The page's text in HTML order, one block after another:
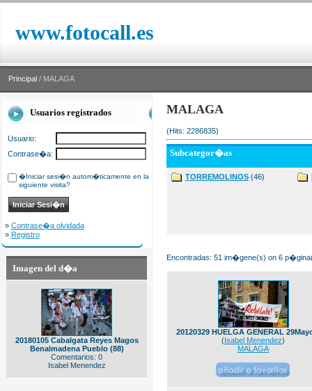
www.fotocall.es
Principal / MALAGA
Usuarios registrados
Usuario:
Contrase�a:
�Iniciar sesi�n autom�ticamente en la
siguiente visita?
» Contrase�a olvidada
» Registro
Imagen del d�a
20180105 Cabalgata Reyes Magos
Benalmadena Pueblo (88)
Comentarios: 0
Isabel Menendez
MALAGA
(Hits: 2286835)
Subcategor�as
TORREMOLINOS (46)
Encontradas: 51 im�gene(s) on 6
20120329 HUELGA GENERAL
(Isabel Menendez)
MALAGA